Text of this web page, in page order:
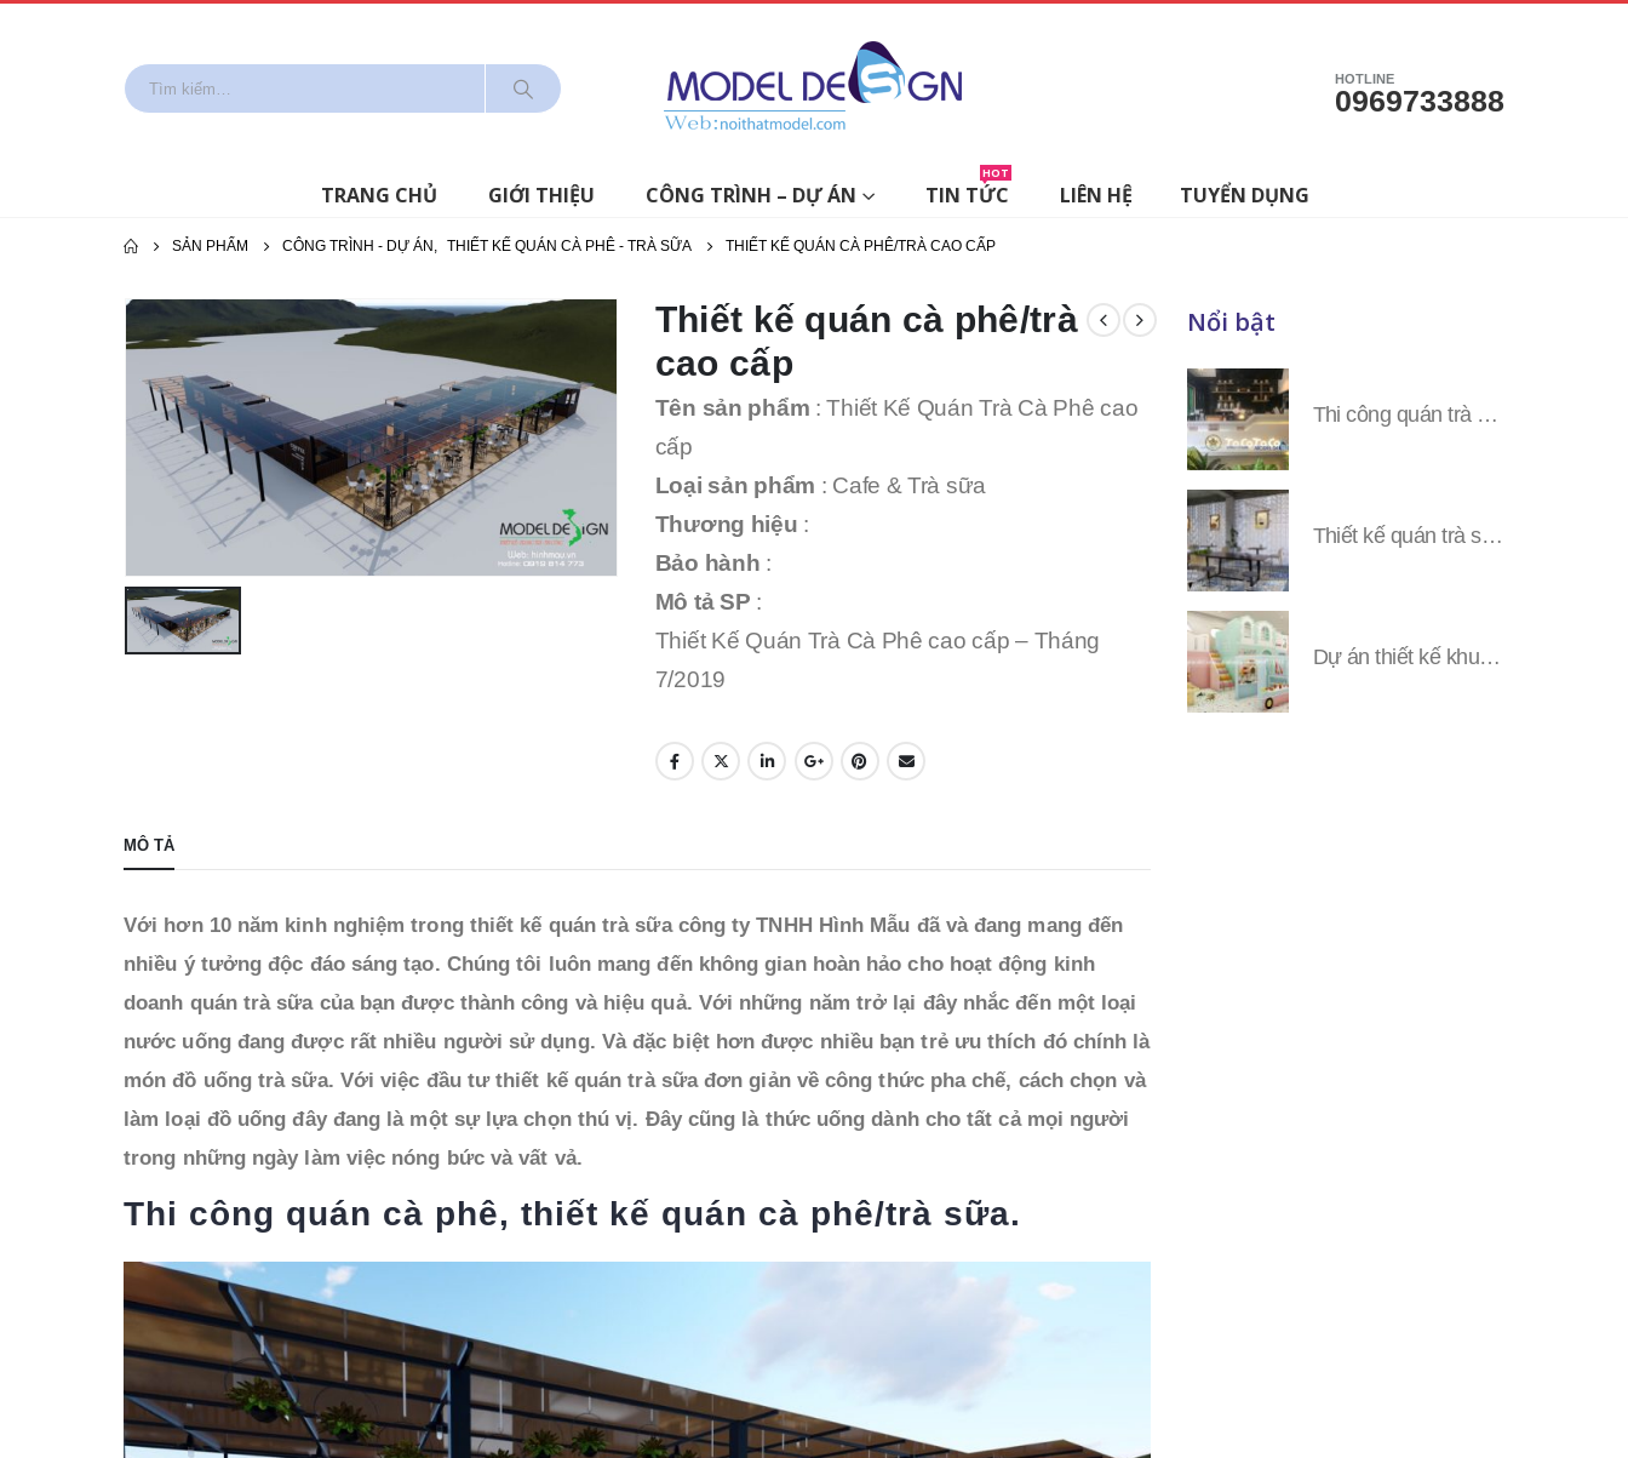
HOTLINE
0969733888
TRANG CHỦ GIỚI THIỆU CÔNG TRÌNH – DỰ ÁN TIN TỨC
HOT
LIÊN HỆ TUYỂN DỤNG
SẢN PHẨM CÔNG TRÌNH - DỰ ÁN , THIẾT KẾ QUÁN CÀ PHÊ - TRÀ SỮA THIẾT KẾ QUÁN CÀ PHÊ/TRÀ CAO CẤP
Thiết kế quán cà phê/trà
cao cấp
Tên sản phẩm : Thiết Kế Quán Trà Cà Phê cao
cấp
Loại sản phẩm : Cafe & Trà sữa
Thương hiệu :
Bảo hành :
Mô tả SP :
Thiết Kế Quán Trà Cà Phê cao cấp – Tháng
7/2019
MÔ TẢ
Với hơn 10 năm kinh nghiệm trong thiết kế quán trà sữa công ty TNHH Hình Mẫu đã và đang mang đến
nhiều ý tưởng độc đáo sáng tạo. Chúng tôi luôn mang đến không gian hoàn hảo cho hoạt động kinh
doanh quán trà sữa của bạn được thành công và hiệu quả. Với những năm trở lại đây nhắc đến một loại
nước uống đang được rất nhiều người sử dụng. Và đặc biệt hơn được nhiều bạn trẻ ưu thích đó chính là
món đồ uống trà sữa. Với việc đầu tư thiết kế quán trà sữa đơn giản về công thức pha chế, cách chọn và
làm loại đồ uống đây đang là một sự lựa chọn thú vị. Đây cũng là thức uống dành cho tất cả mọi người
trong những ngày làm việc nóng bức và vất vả.
Thi công quán cà phê, thiết kế quán cà phê/trà sữa.
Nổi bật
Thi công quán trà sữa Tocotoco các tỉnh miền Nam
Thiết kế quán trà sữa Tocotoco toàn tỉnh miền Nam
Dự án thiết kế khu vui chơi Đặng YUNI